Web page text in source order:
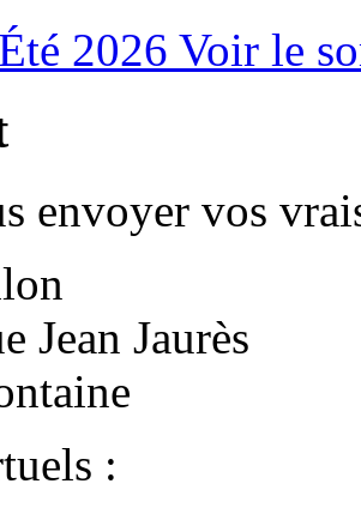
2026 Voir le
envoyer vos
Jean Jaurès
: